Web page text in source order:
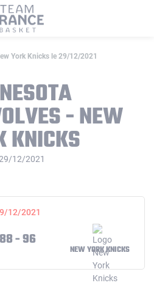
York Knicks le 29/12/2021
- NEW
KNICKS
12/2021
12/2021
88 - 96
NEW YORK KNICKS